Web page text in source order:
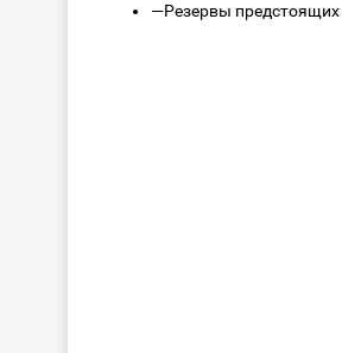
—Резервы